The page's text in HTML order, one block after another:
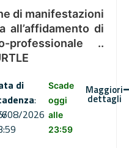
di manifestazioni
all’affidamento di
professionale ..
di
:
08/2026
Scade
oggi
alle
23:59
Maggiori
dettagli